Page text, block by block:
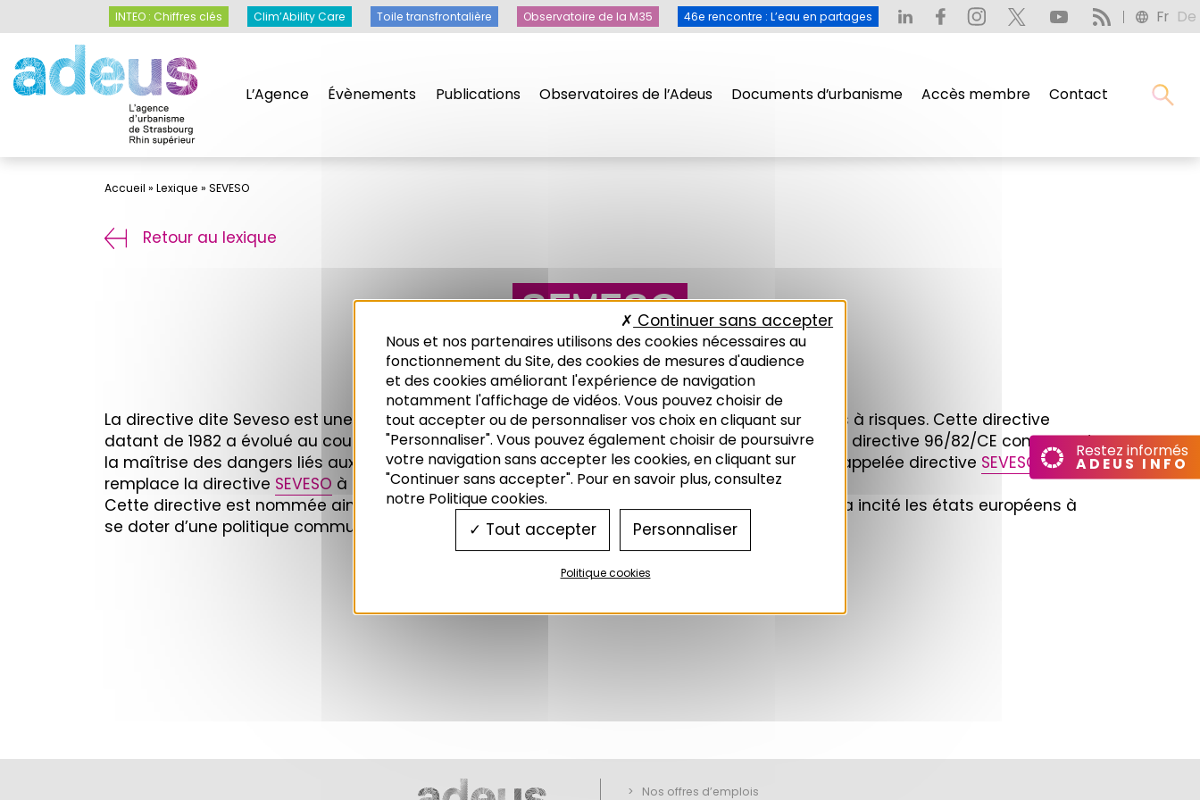
L’Agence Évènements Publications Observatoires de l’Adeus Documents d’urbanisme Accès membre Contact
INTEO : Chiffres clés Clim’Ability Care Toile transfrontalière Observatoire de la M35 46e rencontre : L’eau en partages Fr De
Recherche
Accueil » Lexique » SEVESO
Retour au lexique
SEVESO
La directive dite Seveso est une directive européenne qui impose aux états d’identifier les sites à risques. Cette directive
datant de 1982 a évolué au cours du temps : le cadre actuel de cette action est dorénavant la directive 96/82/CE concernant
la maîtrise des dangers liés aux accidents majeurs impliquant des substances dangereuses appelée directive SEVESO 2 qui
remplace la directive SEVESO à partir du 3 février 1999.
Cette directive est nommée ainsi d’après la catastrophe de Seveso qui eut lieu en 1976 et qui a incité les états européens à
se doter d’une politique commune en matière de prévention des risques industriels majeurs.
Nos offres d’emplois
Restez informés
ADEUS INFO
Panneau de gestion des cookies
Nous et nos partenaires utilisons des cookies nécessaires au
fonctionnement du Site, des cookies de mesures d'audience
et des cookies améliorant l'expérience de navigation
notamment l'affichage de vidéos. Vous pouvez choisir de
tout accepter ou de personnaliser vos choix en cliquant sur
"Personnaliser". Vous pouvez également choisir de poursuivre
votre navigation sans accepter les cookies, en cliquant sur
"Continuer sans accepter". Pour en savoir plus, consultez
notre Politique cookies.
Tout accepter
Continuer sans accepter
Personnaliser
Politique cookies